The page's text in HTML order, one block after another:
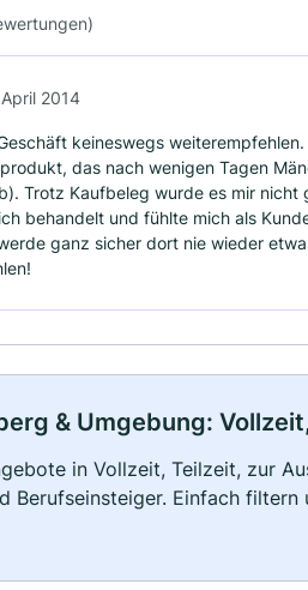
2014
keineswegs
das nach wenigen Tagen
Trotz Kaufbeleg wurde es mir
behandelt und fühlte mich als
ganz sicher dort nie wieder
& Umgebung:
in Vollzeit, Teilzeit, zur
Berufseinsteiger. Einfach filtern